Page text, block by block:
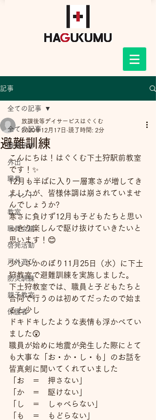
記事
全ての記事
職員研修
外出
職員
イベント
教室
職員会議
啓発活動
戸外遊び
防災訓練
親子教室
保護者
全ての記事
避難訓練
放課後等デイサービスはぐくむ
2020年12月17日 読了時間: 2分
こんにちは！はぐくむ下土狩駅前教室
です！✨
12月も半ばに入り一層寒さが増してき
ましたが、皆様体調は崩されていませ
んでしょうか?
寒さに負けず12月も子どもたちと思い
っきり楽しんで駆け抜けていきたいと
思います！😊
少しさかのぼり11月25日（水）に下土
狩教室で避難訓練を実施しました。
下土狩教室では、職員と子どもたちと
合同で行うのは初めてだったので始ま
ると少し
ドキドキしたような表情も浮かべてい
ました😲
職員が始めに地震が発生した際にとて
も大事な「お・か・し・も」のお話を
皆真剣に聞いてくれていました
「お　＝　押さない」
「か　＝　駆けない」
「し　＝　しゃべらない」
「も　＝　もどらない」